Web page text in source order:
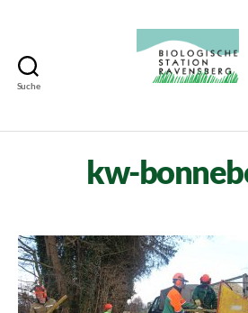
Suche
kw-